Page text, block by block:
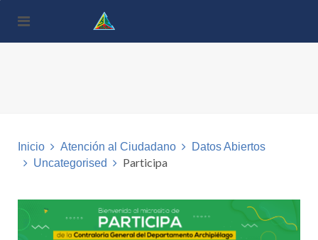
este
Inicio Atención al Ciudadano
Datos Abiertos
Uncategorised
Participa